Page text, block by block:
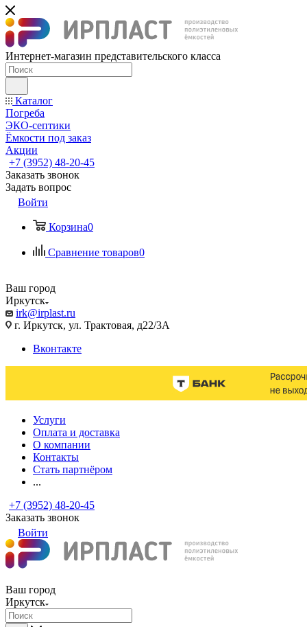
Интернет-магазин представительского класса
Каталог
Погреба
ЭКО-септики
Ёмкости под заказ
Акции
+7 (3952) 48-20-45
Заказать звонок
Задать вопрос
Войти
Корзина0
Сравнение товаров0
Ваш город
Иркутск
irk@irplast.ru
г. Иркутск, ул. Трактовая, д22/3А
Вконтакте
Услуги
Оплата и доставка
О компании
Контакты
Стать партнёром
...
+7 (3952) 48-20-45
Заказать звонок
Войти
Ваш город
Иркутск